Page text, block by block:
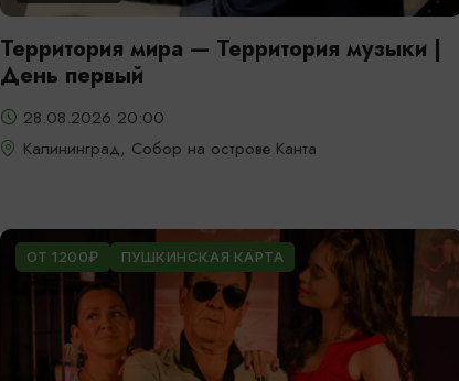
Территория мира — Территория музыки |
День первый
28.08.2026 20:00
Калининград, Собор на острове Канта
ОТ 1200₽ ПУШКИНСКАЯ КАРТА